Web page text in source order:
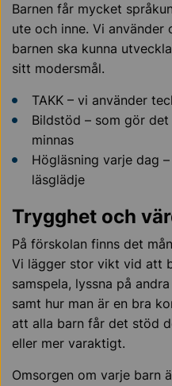
Barnen får mycket
ute och inne. Vi
barnen ska kunna
sitt modersmål.
TAKK – vi använder
Bildstöd – som gör
minnas
Högläsning varje dag
läsglädje
Trygghet och
På förskolan finns det
Vi lägger stor vikt vid att
samspela, lyssna på
samt hur man är en bra
att alla barn får det stöd
eller mer varaktigt.
Omsorgen om varje barn